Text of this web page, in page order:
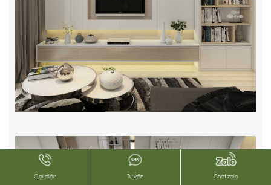
Gọi điện Tư vấn Chát zalo